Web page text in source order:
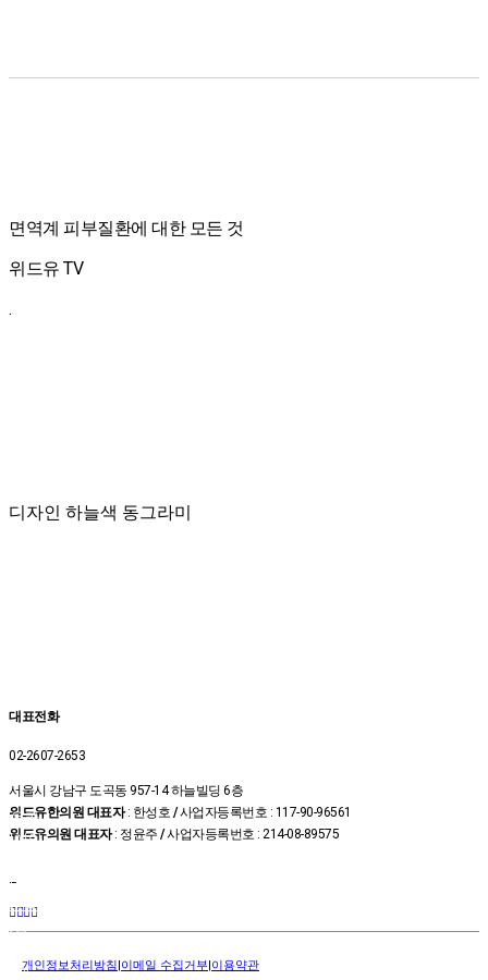
면역계 피부질환에 대한 모든 것
위드유 TV
.
디자인 하늘색 동그라미
대표전화
02-2607-2653
서울시 강남구 도곡동 957-14 하늘빌딩 6층
위드유한의원 대표자: 한성호 /사업자등록번호 : 117-90-96561
위드유의원 대표자: 정윤주 /사업자등록번호 : 214-08-89575
–
개인정보처리방침|이메일 수집거부|이용약관
온라
인예약
신청
카톡
유TV